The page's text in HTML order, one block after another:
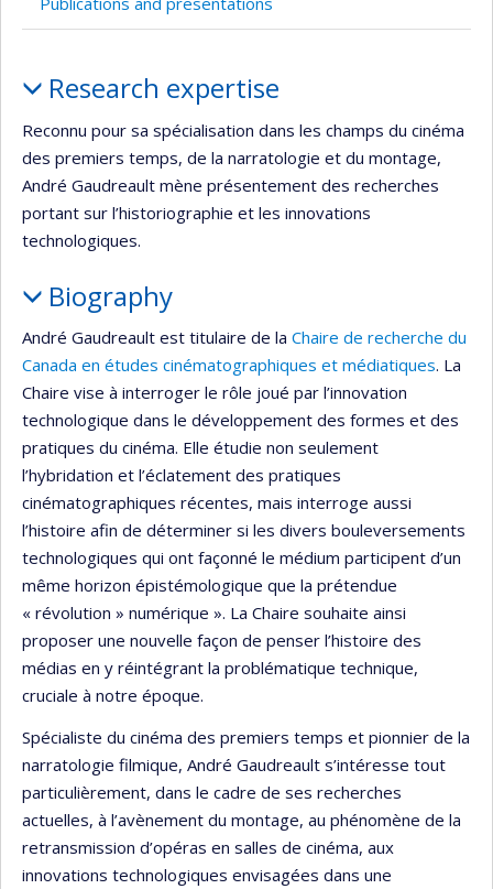
Research expertise
Reconnu pour sa spécialisation dans les champs du cinéma
des premiers temps, de la narratologie et du montage,
André Gaudreault mène présentement des recherches
portant sur l’historiographie et les innovations
technologiques.
Biography
André Gaudreault est titulaire de la Chaire de recherche du
Canada en études cinématographiques et médiatiques. La
Chaire vise à interroger le rôle joué par l’innovation
technologique dans le développement des formes et des
pratiques du cinéma. Elle étudie non seulement
l’hybridation et l’éclatement des pratiques
cinématographiques récentes, mais interroge aussi
l’histoire afin de déterminer si les divers bouleversements
technologiques qui ont façonné le médium participent d’un
même horizon épistémologique que la prétendue
« révolution » numérique ». La Chaire souhaite ainsi
proposer une nouvelle façon de penser l’histoire des
médias en y réintégrant la problématique technique,
cruciale à notre époque.
Spécialiste du cinéma des premiers temps et pionnier de la
narratologie filmique, André Gaudreault s’intéresse tout
particulièrement, dans le cadre de ses recherches
actuelles, à l’avènement du montage, au phénomène de la
retransmission d’opéras en salles de cinéma, aux
innovations technologiques envisagées dans une